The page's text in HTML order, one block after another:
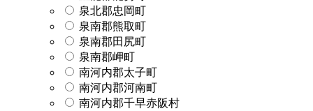
泉北郡忠岡町
泉南郡熊取町
泉南郡田尻町
泉南郡岬町
南河内郡太子町
南河内郡河南町
南河内郡千早赤阪村